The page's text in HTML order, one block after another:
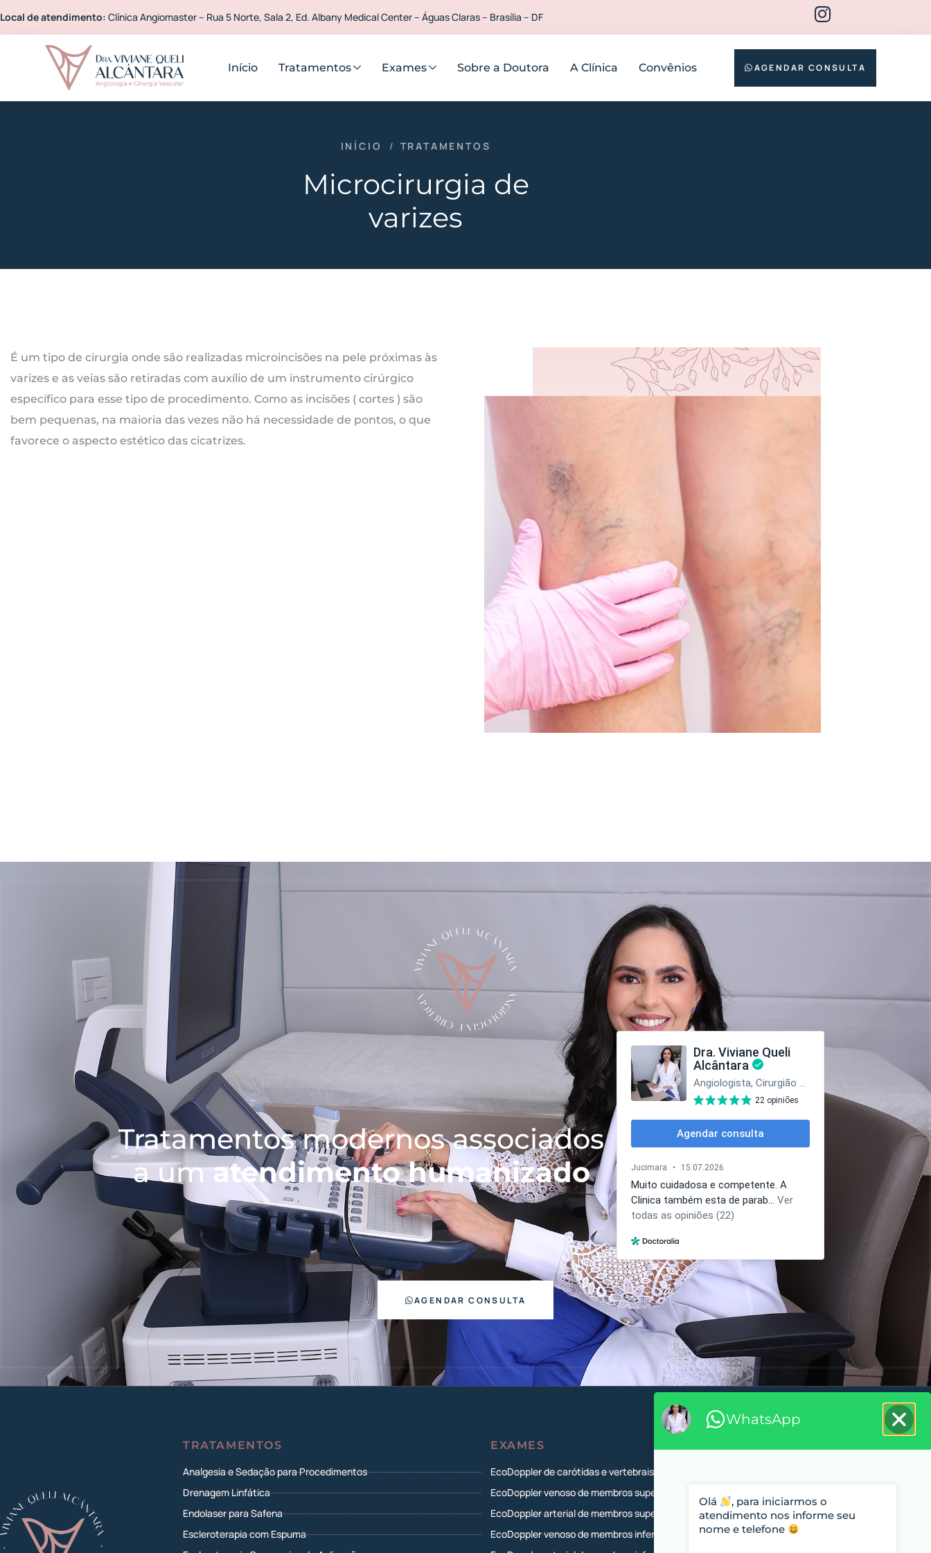
Local de atendimento: Clínica Angiomaster – Rua 5 Norte, Sala 2, Ed. Albany Medical Center – Águas Claras – Brasília – DF
Início Tratamentos Exames Sobre a Doutora A Clínica Convênios AGENDAR CONSULTA
INÍCIO / TRATAMENTOS
Microcirurgia de
varizes
É um tipo de cirurgia onde são realizadas microincisões na pele próximas às
varizes e as veias são retiradas com auxílio de um instrumento cirúrgico
específico para esse tipo de procedimento. Como as incisões ( cortes ) são
bem pequenas, na maioria das vezes não há necessidade de pontos, o que
favorece o aspecto estético das cicatrizes.
Tratamentos modernos associados
a umatendimento humanizado
AGENDAR CONSULTA
TRATAMENTOS
Analgesia e Sedação para Procedimentos
Drenagem Linfática
Endolaser para Safena
Escleroterapia com Espuma
EXAMES
EcoDoppler de carótidas e vertebrais
EcoDoppler venoso de membros superiores
EcoDoppler arterial de membros superiores
EcoDoppler venoso de membros inferiores
WhatsApp
Olá , para iniciarmos o
atendimento nos informe seu
nome e telefone